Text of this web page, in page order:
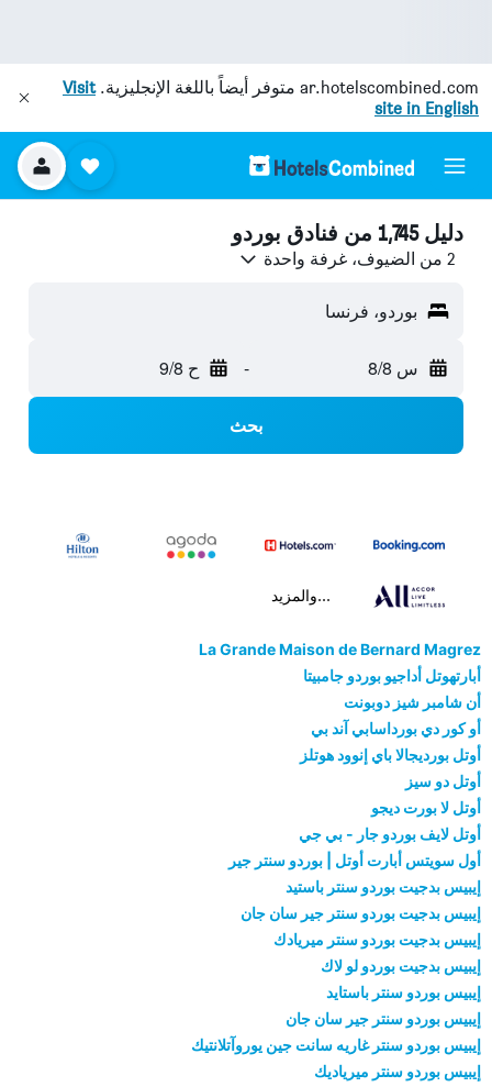
ar.hotelscombined.com متوفر أيضاً باللغة الإنجليزية.Visit
site in English
دليل 1,745 من فنادق بوردو
2 من الضيوف، غرفة واحدة
بوردو، فرنسا
س 8/8 - ح 9/8
بحث
...والمزيد
La Grande Maison de Bernard Magrez
أبارتهوتل أداجيو بوردو جامبيتا
أن شامبر شيز دوبونت
أو كور دي بورداسابي آند بي
أوتل بورديجالا باي إنوود هوتلز
أوتل دو سيز
أوتل لا بورت ديجو
أوتل لايف بوردو جار - بي جي
أول سويتس أبارت أوتل | بوردو سنتر جير
إيبيس بدجيت بوردو سنتر باستيد
إيبيس بدجيت بوردو سنتر جير سان جان
إيبيس بدجيت بوردو سنتر ميريادك
إيبيس بدجيت بوردو لو لاك
إيبيس بوردو سنتر باستايد
إيبيس بوردو سنتر جير سان جان
إيبيس بوردو سنتر غاريه سانت جين يوروآتلانتيك
إيبيس بوردو سنتر ميرياديك